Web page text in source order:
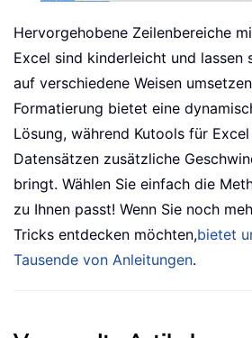
Hervorgehobene Zeilenbereiche
Excel sind kinderleicht und lassen
auf verschiedene Weisen
Formatierung bietet eine
Lösung, während Kutools für
Datensätzen zusätzliche
bringt. Wählen Sie einfach die
zu Ihnen passt! Wenn Sie noch
Tricks entdecken möchten,bietet
Tausende von Anleitungen.